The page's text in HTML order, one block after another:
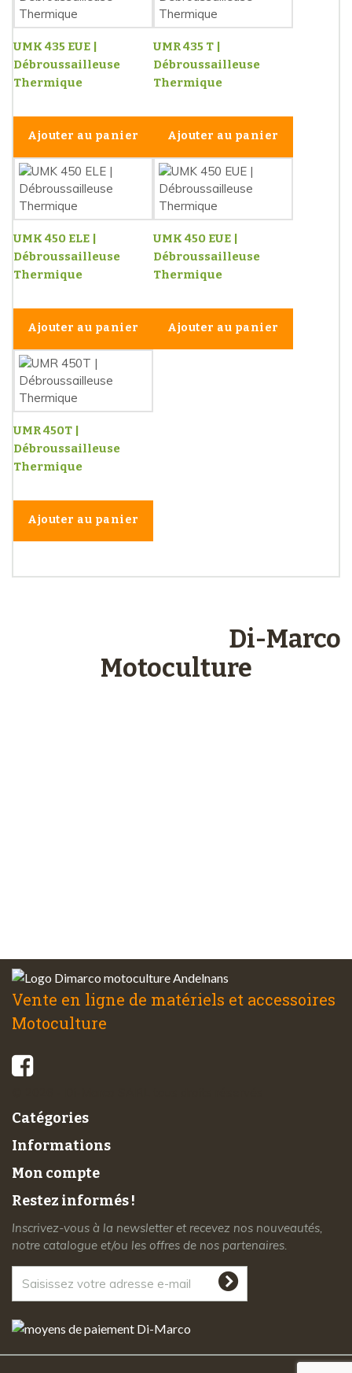
UMK 435 EUE |
Débroussailleuse
Thermique
Ajouter au panier
UMR 435 T |
Débroussailleuse
Thermique
Ajouter au panier
UMK 450 ELE |
Débroussailleuse
Thermique
Ajouter au panier
UMK 450 EUE |
Débroussailleuse
Thermique
Ajouter au panier
UMR 450T |
Débroussailleuse
Thermique
Ajouter au panier
Di-Marco
Motoculture
Vente en ligne de matériels et accessoires
Motoculture
Catégories
Informations
Mon compte
Restez informés !
Inscrivez-vous à la newsletter et recevez nos nouveautés,
notre catalogue et/ou les offres de nos partenaires.